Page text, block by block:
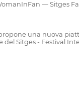
— Sitges
una nuova
Sitges - Festival